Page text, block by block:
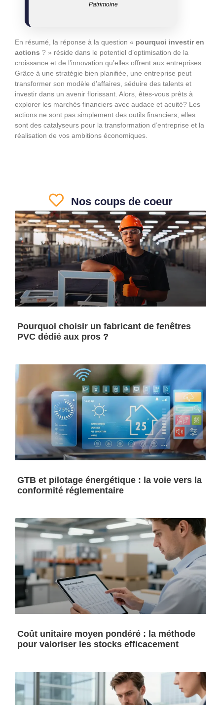
Patrimoine
En résumé, la réponse à la question « pourquoi investir en
actions ? » réside dans le potentiel d’optimisation de la
croissance et de l’innovation qu’elles offrent aux entreprises.
Grâce à une stratégie bien planifiée, une entreprise peut
transformer son modèle d’affaires, séduire des talents et
investir dans un avenir florissant. Alors, êtes-vous prêts à
explorer les marchés financiers avec audace et acuité? Les
actions ne sont pas simplement des outils financiers; elles
sont des catalyseurs pour la transformation d’entreprise et la
réalisation de vos ambitions économiques.
Nos coups de coeur
Pourquoi choisir un fabricant de fenêtres
PVC dédié aux pros ?
GTB et pilotage énergétique : la voie vers la
conformité réglementaire
Coût unitaire moyen pondéré : la méthode
pour valoriser les stocks efficacement